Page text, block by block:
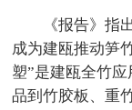
《报告》指
成为建瓯推动笋
塑”是建瓯全竹
品到竹胶板、重